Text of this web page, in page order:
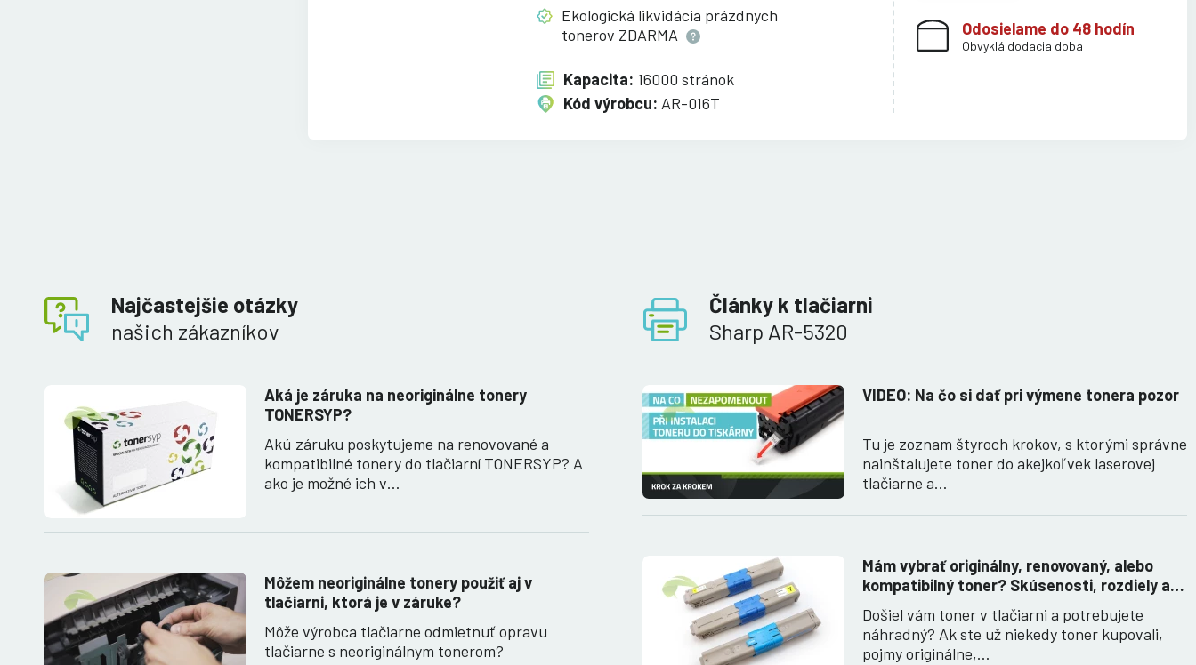
Ekologická likvidácia prázdnych
tonerov ZDARMA
Kapacita: 16000 stránok
Kód výrobcu: AR-016T
Odosielame do 48 hodín
Obvyklá dodacia doba
Najčastejšie otázky
našich zákazníkov
Články k tlačiarni
Sharp AR-5320
Aká je záruka na neoriginálne tonery
TONERSYP?
Akú záruku poskytujeme na renovované a
kompatibilné tonery do tlačiarní TONERSYP? A
ako je možné ich v…
Môžem neoriginálne tonery použiť aj v
tlačiarni, ktorá je v záruke?
Môže výrobca tlačiarne odmietnuť opravu
tlačiarne s neoriginálnym tonerom?
VIDEO: Na čo si dať pri výmene tonera pozor
Tu je zoznam štyroch krokov, s ktorými správne
nainštalujete toner do akejkoľvek laserovej
tlačiarne a…
Mám vybrať originálny, renovovaný, alebo
kompatibilný toner? Skúsenosti, rozdiely a
ako ich využiť.
Došiel vám toner v tlačiarni a potrebujete
náhradný? Ak ste už niekedy toner kupovali,
pojmy originálne,…